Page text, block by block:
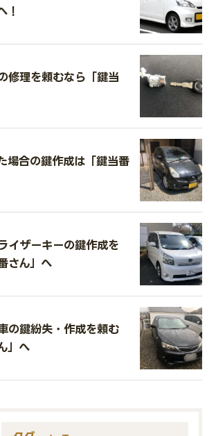
！
修理を頼むなら「鍵当
場合の鍵作成は「鍵当番
イザーキーの鍵作成を
さん」へ
の鍵紛失・作成を頼む
」へ